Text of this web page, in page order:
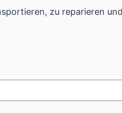
zu reparieren